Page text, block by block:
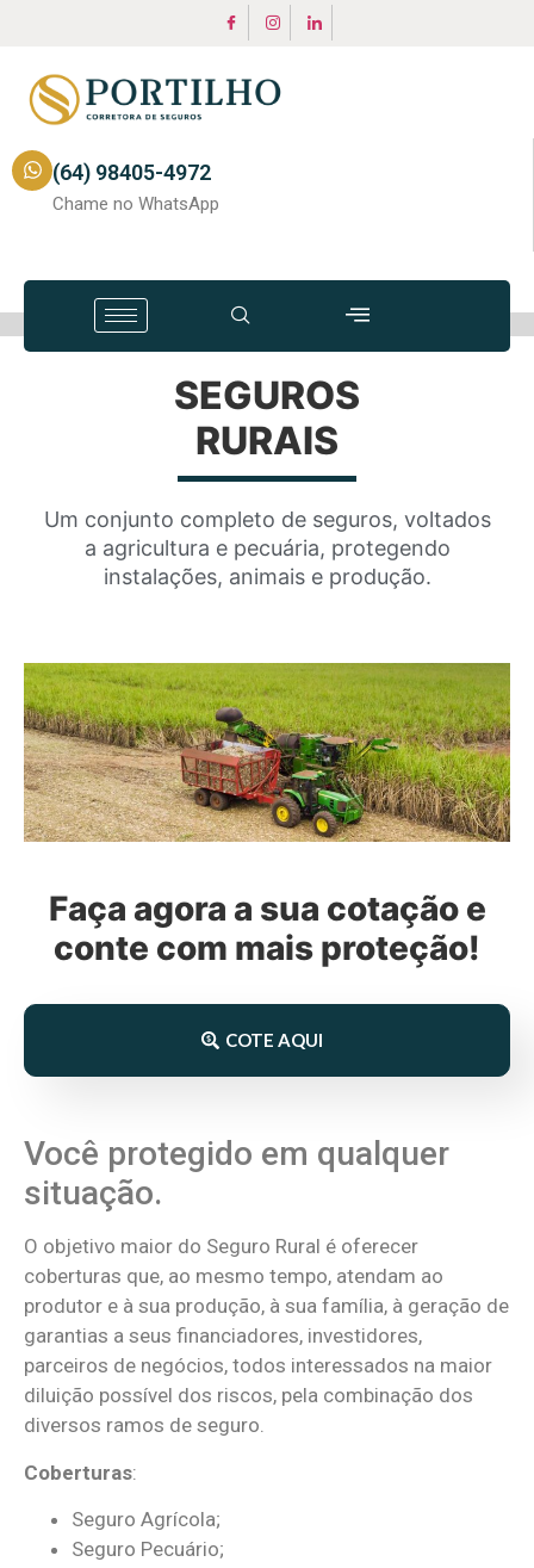
(64) 98405-4972
Chame no WhatsApp
SEGUROS
RURAIS
Um conjunto completo de seguros, voltados
a agricultura e pecuária, protegendo
instalações, animais e produção.
Faça agora a sua cotação e
conte com mais proteção!
COTE AQUI
Você protegido em qualquer
situação.
O objetivo maior do Seguro Rural é oferecer
coberturas que, ao mesmo tempo, atendam ao
produtor e à sua produção, à sua família, à geração de
garantias a seus financiadores, investidores,
parceiros de negócios, todos interessados na maior
diluição possível dos riscos, pela combinação dos
diversos ramos de seguro.
Coberturas:
Seguro Agrícola;
Seguro Pecuário;